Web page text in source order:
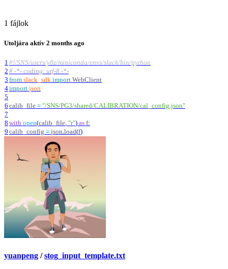
1 fájlok
Utoljára aktív 2 months ago
1 #!/SNS/users/y8z/miniconda/envs/slack/bin/python
2 # -*- coding: utf-8 -*-
3 from slack_sdk import WebClient
4import json
5
6 calib_file = "/SNS/PG3/shared/CALIBRATION/cal_config.json"
7
8 with open(calib_file, "r") as f:
9 calib_config = json.load(f)
yuanpeng / stog_input_template.txt